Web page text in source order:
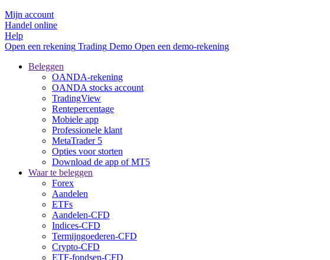
Mijn account
Handel online
Help
Open een rekening Trading Demo Open een demo-rekening
Beleggen
OANDA-rekening
OANDA stocks account
TradingView
Rentepercentage
Mobiele app
Professionele klant
MetaTrader 5
Opties voor storten
Download de app of MT5
Waar te beleggen
Forex
Aandelen
ETFs
Aandelen-CFD
Indices-CFD
Termijngoederen-CFD
Crypto-CFD
ETF-fondsen-CFD